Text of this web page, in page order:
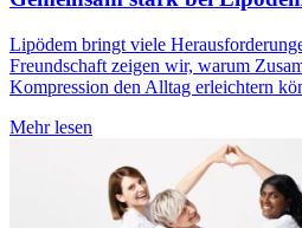
Lipödem bringt viele
Freundschaft zeigen wir, warum
Kompression den Alltag erleichtern
Mehr lesen